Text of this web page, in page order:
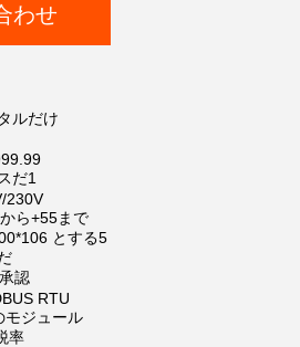
わせ
ルだけ
だ1
230V
ら+55まで
とする5
認
RTU
モジュール
率